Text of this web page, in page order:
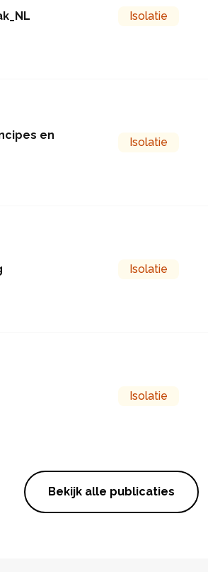
Isolatie
en
Isolatie
Isolatie
Isolatie
Bekijk alle publicaties